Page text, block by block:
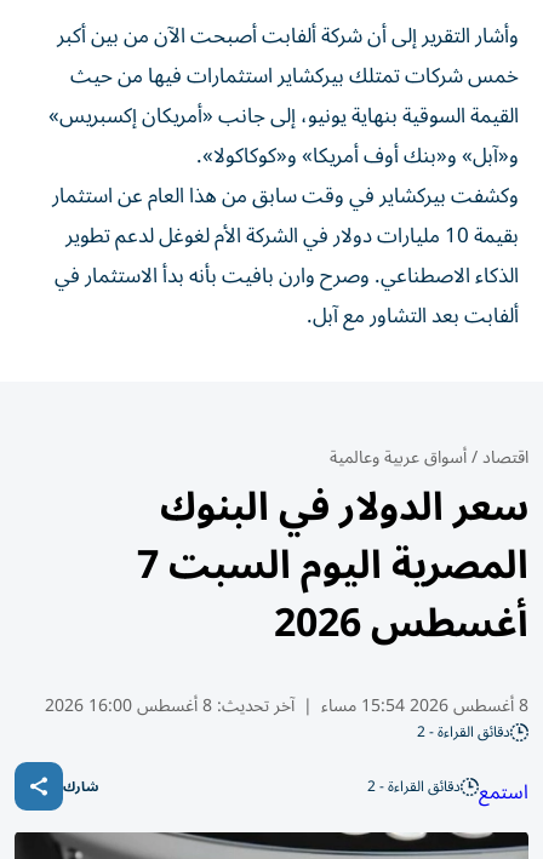
وأشار التقرير إلى أن شركة ألفابت أصبحت الآن من بين أكبر
خمس شركات تمتلك بيركشاير استثمارات فيها من حيث
القيمة السوقية بنهاية يونيو، إلى جانب «أمريكان إكسبريس»
و«آبل» و«بنك أوف أمريكا» و«كوكاكولا».
وكشفت بيركشاير في وقت سابق من هذا العام عن استثمار
بقيمة 10 مليارات دولار في الشركة الأم لغوغل لدعم تطوير
الذكاء الاصطناعي. وصرح وارن بافيت بأنه بدأ الاستثمار في
ألفابت بعد التشاور مع آبل.
اقتصاد/أسواق عربية وعالمية
سعر الدولار في البنوك
المصرية اليوم السبت 7
أغسطس 2026
8 أغسطس 2026 15:54 مساء | آخر تحديث:8 أغسطس 16:00 2026
دقائق القراءة - 2
استمع دقائق القراءة - 2 شارك